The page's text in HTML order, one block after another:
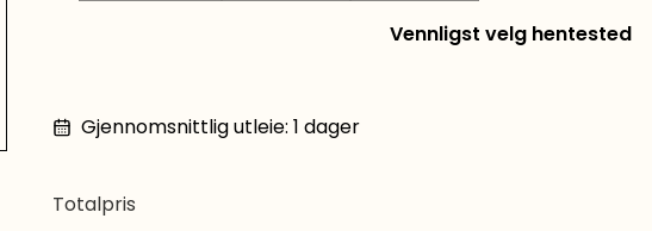
Vennligst velg hentested
Gjennomsnittlig utleie: 1 dager
Totalpris